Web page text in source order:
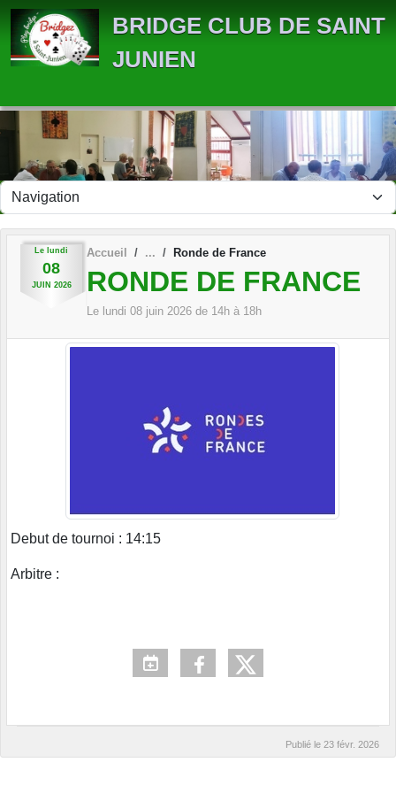
BRIDGE CLUB DE SAINT
JUNIEN
Le lundi
08
JUIN 2026
Accueil Ronde de France
RONDE DE FRANCE
Le lundi 08 juin 2026 de 14h à 18h
Debut de tournoi : 14:15
Arbitre :
Publié le 23 févr. 2026
Panneau de gestion des cookies